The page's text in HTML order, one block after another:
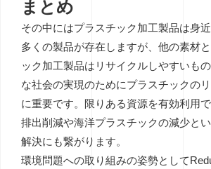
まとめ
その中にはプラスチック加工製品は身
多くの製品が存在しますが、他の素材
ック加工製品はリサイクルしやすいも
な社会の実現のためにプラスチックの
に重要です。限りある資源を有効利用
排出削減や海洋プラスチックの減少と
解決にも繋がります。
環境問題への取り組みの姿勢として